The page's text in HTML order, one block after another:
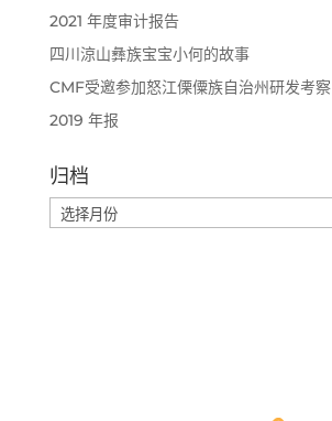
2021 年度审计报告
四川涼山彝族宝宝小何的故事
CMF受邀参加怒江傈僳族自治州研发考察
2019 年报
归档
归
档